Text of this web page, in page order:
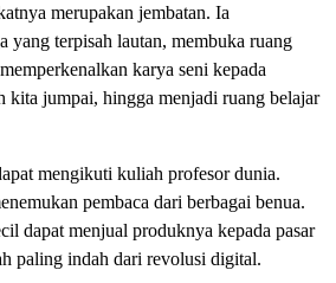
merupakan jembatan. Ia
yang terpisah lautan, membuka ruang
karya seni kepada
kita jumpai, hingga menjadi ruang belajar
mengikuti kuliah profesor dunia.
pembaca dari berbagai benua.
dapat menjual produknya kepada pasar
paling indah dari revolusi digital.